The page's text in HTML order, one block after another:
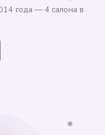
года — 4 салона в